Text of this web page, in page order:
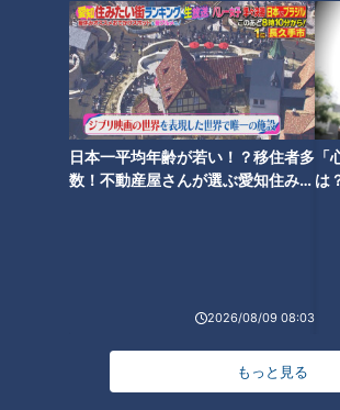
日本一平均年齢が若い！？移住者多
数！不動産屋さんが選ぶ愛知住みた
2026/08/09 08:03
「
は
もっと見る
を復刻【愛されフード】
されフード】
超弾力麺＆巨大とり天の手打ち